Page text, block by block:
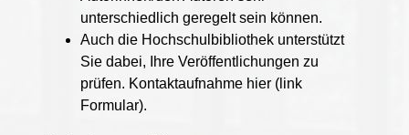
unterschiedlich geregelt sein können.
Auch die Hochschulbibliothek unterstützt
Sie dabei, Ihre Veröffentlichungen zu
prüfen. Kontaktaufnahme hier (link
Formular).